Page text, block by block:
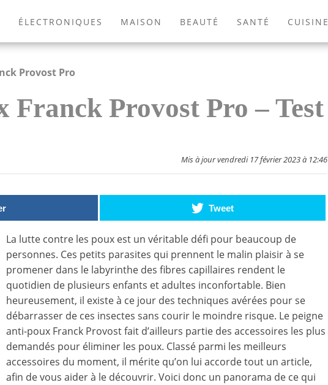
ÉLECTRONIQUES MAISON BEAUTÉ SANTÉ CUISINE
MODE EXTÉRIEUR ANIMAUX JEUX VIDÉOS LIVRES
Provost Pro
Franck Provost Pro – Test
Mis à jour vendredi 17 février 2023 à 12:46
Tweet
La lutte contre les poux est un véritable défi pour beaucoup de
personnes. Ces petits parasites qui prennent le malin plaisir à se
promener dans le labyrinthe des fibres capillaires rendent le
quotidien de plusieurs enfants et adultes inconfortable. Bien
heureusement, il existe à ce jour des techniques avérées pour se
débarrasser de ces insectes sans courir le moindre risque. Le peigne
anti-poux Franck Provost fait d’ailleurs partie des accessoires les plus
demandés pour éliminer les poux. Classé parmi les meilleurs
accessoires du moment, il mérite qu’on lui accorde tout un article,
afin de vous aider à le découvrir. Voici donc un panorama de ce qui